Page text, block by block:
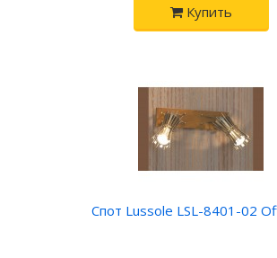
Купить
Спот Lussole LSL-8401-02